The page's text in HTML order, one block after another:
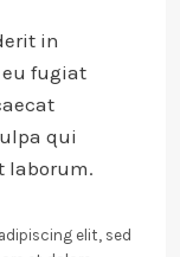
in
fugiat
qui
laborum.
elit, sed